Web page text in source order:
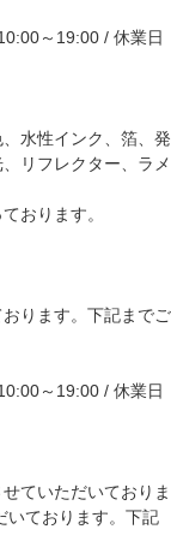
～19:00 / 休業日
水性インク、箔、発
リフレクター、ラメ
おります。
ります。下記までご
～19:00 / 休業日
ていただいておりま
いております。下記